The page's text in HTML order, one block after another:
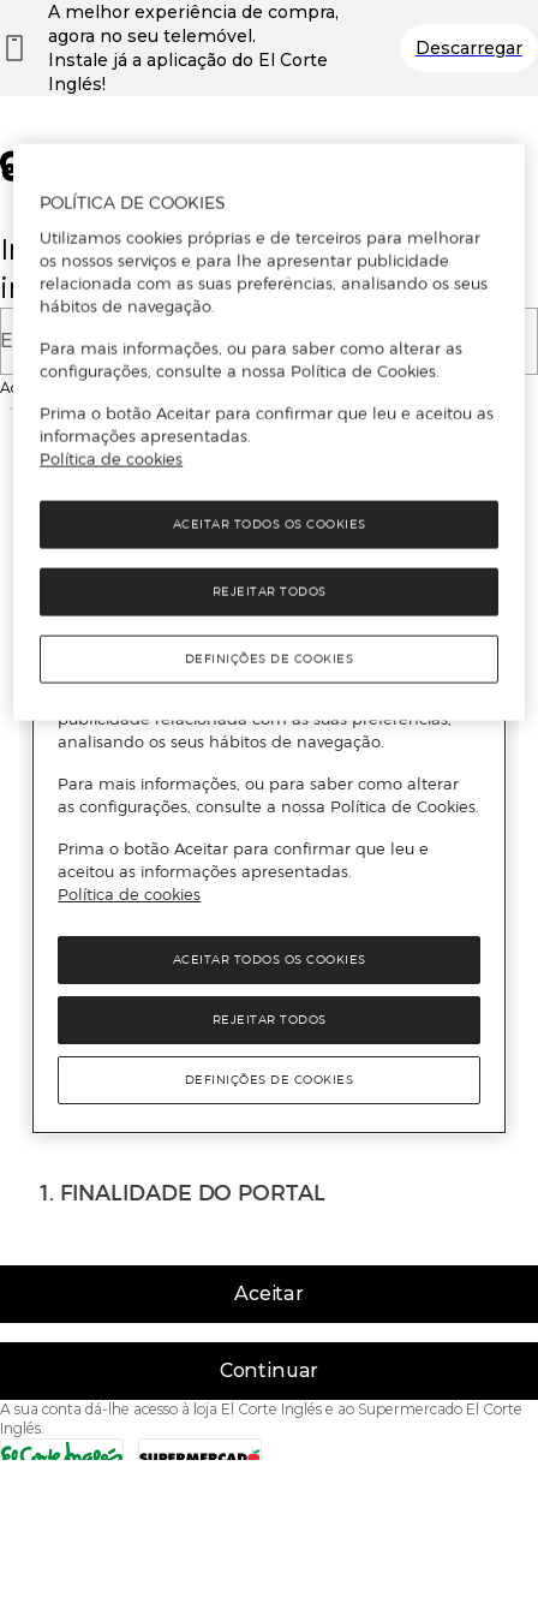
Insira o seu email para se registar ou
iniciar sessão.
E-mail
Ao continuar, aceitas as
Aceitar
Continuar
A sua conta dá-lhe acesso à loja El Corte Inglés e ao Supermercado El Corte
Inglés.
A melhor experiência de compra,
agora no seu telemóvel.
Instale já a aplicação do El Corte
Inglés!
Descarregar
POLÍTICA DE COOKIES
Utilizamos cookies próprias e de terceiros para melhorar
os nossos serviços e para lhe apresentar publicidade
relacionada com as suas preferências, analisando os seus
hábitos de navegação.
Para mais informações, ou para saber como alterar as
configurações, consulte a nossa Política de Cookies.
Prima o botão Aceitar para confirmar que leu e aceitou as
informações apresentadas.
Política de cookies
REJEITAR TODOS
ACEITAR TODOS OS COOKIES
DEFINIÇÕES DE COOKIES